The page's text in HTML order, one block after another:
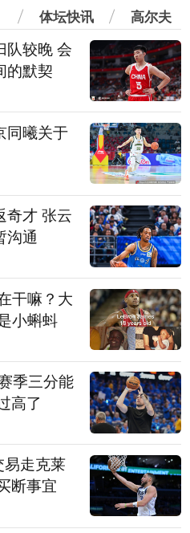
体坛快讯 高尔夫
队较晚 会
的默契
同曦关于
奇才 张云
沟通
干嘛？大
小蝌蚪
季三分能
高了
走克莱
断事宜